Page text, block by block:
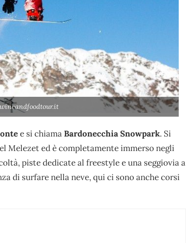
e si chiamaBardonecchia Snowpark. Si
Melezet ed è completamente immerso negli
piste dedicate al freestyle e una seggiovia a
di surfare nella neve, qui ci sono anche corsi